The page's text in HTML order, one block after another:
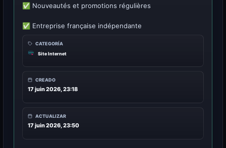
✅ Nouveautés et promotions régulières
✅ Entreprise française indépendante
CATEGORÍA
Site Internet
CREADO
17 juin 2026, 23:18
ACTUALIZAR
17 juin 2026, 23:50